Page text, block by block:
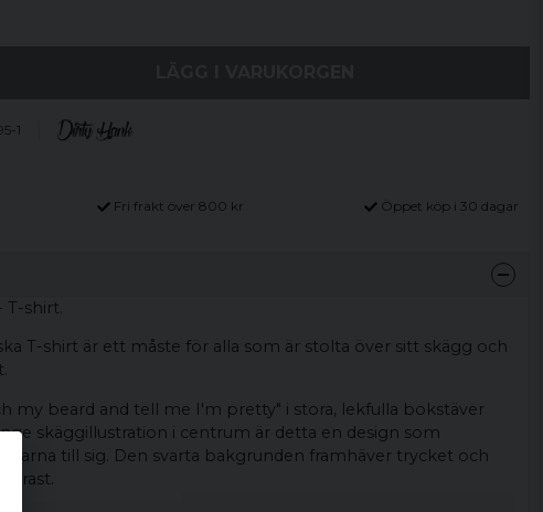
1
Fri frakt över 800 kr Öppet köp i 30 dagar
T-shirt.
T-shirt är ett måste för alla som är stolta över sitt skägg och
my beard and tell me I'm pretty" i stora, lekfulla bokstäver
skäggillustration i centrum är detta en design som
till sig. Den svarta bakgrunden framhäver trycket och